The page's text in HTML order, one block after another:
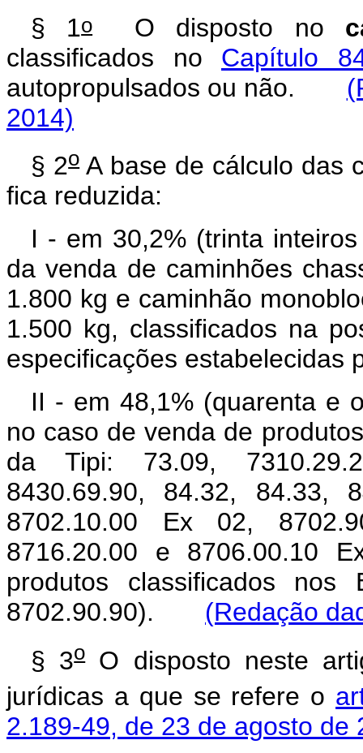
§ 1oO disposto no
classificados no Capítulo
autopropulsados ou não.
2014)
§ 2oA base de cálculo das
fica reduzida:
I - em 30,2% (trinta
da venda de caminhões
1.800 kg e caminhão
1.500 kg, classificados na
especificações estabelecidas
II - em 48,1% (quarenta e
no caso de venda de
da Tipi: 73.09,
8430.69.90, 84.32, 84.33,
8702.10.00 Ex 02,
8716.20.00 e 8706.00.10
produtos classificados
8702.90.90). (Redação
§ 3oO disposto neste
jurídicas a que se refere o
2.189-49, de 23 de agosto de